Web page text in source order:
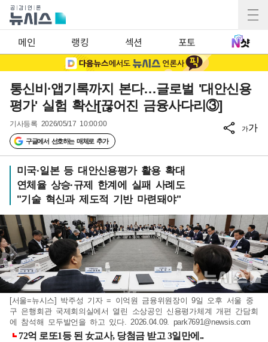
메인 랭킹 섹션 포토
통신비·앱기록까지 본다…글로벌 '대안신용
평가' 실험 확산[끊어진 금융사다리③]
기사등록 2026/05/17 10:00:00
구글에서 선호하는 매체로 추가
가가
미국·일본 등 대안신용평가 활용 확대
연체율 상승·규제 한계에 실패 사례도
"기술 혁신과 제도적 기반 마련돼야"
[서울=뉴시스] 박주성 기자 = 이억원 금융위원장이 9일 오후 서울 중
구 은행회관 국제회의실에서 열린 소상공인 신용평가체계 개편 간담회
에 참석해 모두발언을 하고 있다. 2026.04.09. park7691@newsis.com